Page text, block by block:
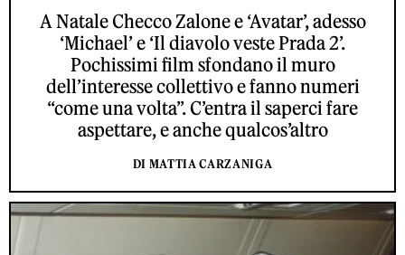
A Natale Checco Zalone e ‘Avatar’, adesso
‘Michael’ e ‘Il diavolo veste Prada 2’.
Pochissimi film sfondano il muro
dell’interesse collettivo e fanno numeri
“come una volta”. C’entra il saperci fare
aspettare, e anche qualcos’altro
DI MATTIA CARZANIGA